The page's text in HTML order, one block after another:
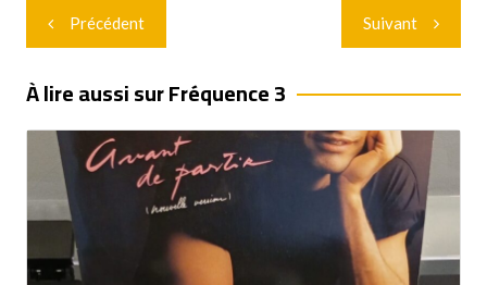
Navigation
de
l’article
Précédent Suivant
À lire aussi sur Fréquence 3